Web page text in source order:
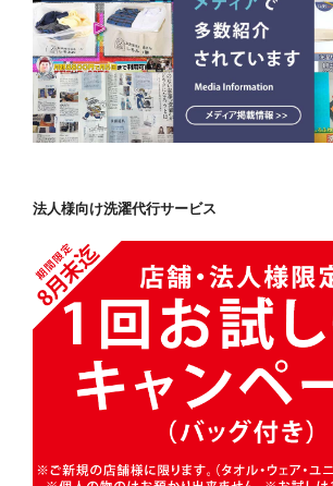
法人様向け洗濯代行サービス